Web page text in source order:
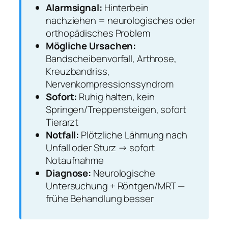
Alarmsignal: Hinterbein
nachziehen = neurologisches oder
orthopädisches Problem
Mögliche Ursachen:
Bandscheibenvorfall, Arthrose,
Kreuzbandriss,
Nervenkompressionssyndrom
Sofort: Ruhig halten, kein
Springen/Treppensteigen, sofort
Tierarzt
Notfall: Plötzliche Lähmung nach
Unfall oder Sturz → sofort
Notaufnahme
Diagnose: Neurologische
Untersuchung + Röntgen/MRT —
frühe Behandlung besser